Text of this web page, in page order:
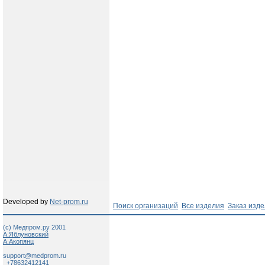
Developed by Net-prom.ru Поиск организаций Все изделия Заказ
(c) Медпром.ру 2001
А.Яблуновский
А.Акопянц
support@medprom.ru
+78632412141